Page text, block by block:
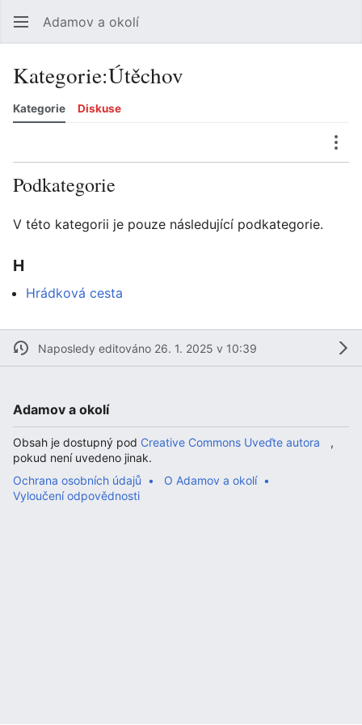
Adamov a okolí
Kategorie:Útěchov
Kategorie Diskuse
Zobrazit zdrojVíce
Podkategorie
V této kategorii je pouze následující podkategorie.
H
Hrádková cesta
Naposledy editováno 26. 1. 2025 v 10:39
Adamov a okolí
Obsah je dostupný pod Creative Commons Uveďte autora
,
pokud není uvedeno jinak.
Ochrana osobních údajů
O Adamov a okolí
Vyloučení odpovědnosti